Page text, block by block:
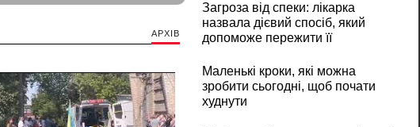
АРХІВ
Загроза від спеки: лікарка
назвала дієвий спосіб, який
допоможе пережити її
Маленькі кроки, які можна
зробити сьогодні, щоб почати
худнути